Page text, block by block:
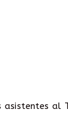
asistentes al